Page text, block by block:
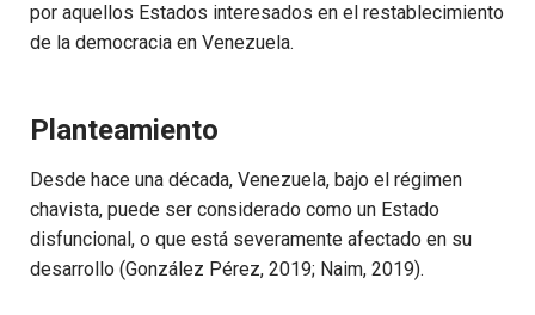
por aquellos Estados interesados en el restablecimiento
de la democracia en Venezuela.
Planteamiento
Desde hace una década, Venezuela, bajo el régimen
chavista, puede ser considerado como un Estado
disfuncional, o que está severamente afectado en su
desarrollo (González Pérez, 2019; Naim, 2019).